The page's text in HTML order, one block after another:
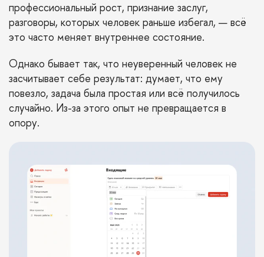
профессиональный рост, признание заслуг,
разговоры, которых человек раньше избегал, — всё
это часто меняет внутреннее состояние.
Однако бывает так, что неуверенный человек не
засчитывает себе результат: думает, что ему
повезло, задача была простая или всё получилось
случайно. Из-за этого опыт не превращается в
опору.